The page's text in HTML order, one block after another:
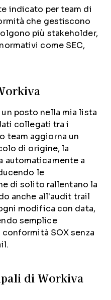
indicato per team di
che gestiscono
più stakeholder,
come SEC,
posto nella mia lista
collegati tra i
team aggiorna un
di origine, la
automaticamente a
le
di solito rallentano la
anche all'audit trail
modifica con data,
semplice
SOX senza
di Workiva